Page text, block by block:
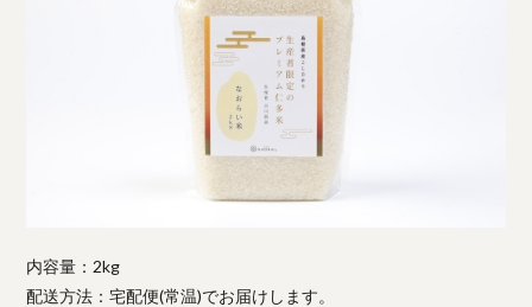
内容量：2kg
配送方法：宅配便(常温)でお届けします。